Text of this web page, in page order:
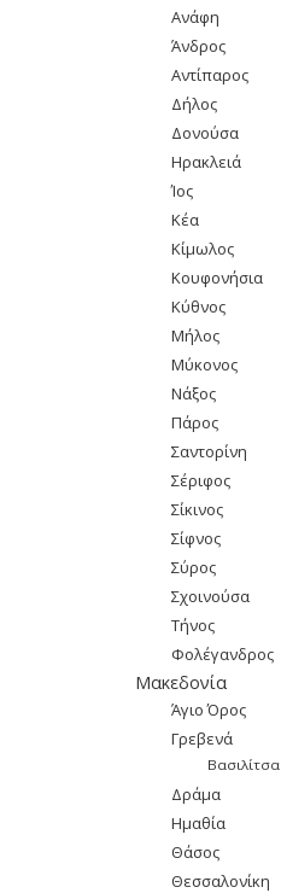
Ανάφη
Άνδρος
Αντίπαρος
Δήλος
Δονούσα
Ηρακλειά
Ίος
Κέα
Κίμωλος
Κουφονήσια
Κύθνος
Μήλος
Μύκονος
Νάξος
Πάρος
Σαντορίνη
Σέριφος
Σίκινος
Σίφνος
Σύρος
Σχοινούσα
Τήνος
Φολέγανδρος
Μακεδονία
Άγιο Όρος
Γρεβενά
Βασιλίτσα
Δράμα
Ημαθία
Θάσος
Θεσσαλονίκη